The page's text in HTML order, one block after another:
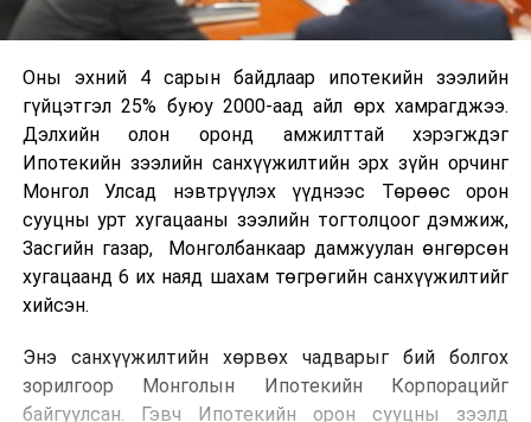
Оны эхний 4 сарын байдлаар ипотекийн зээлийн
гүйцэтгэл 25% буюу 2000-аад айл өрх хамрагджээ.
Дэлхийн олон оронд амжилттай хэрэгждэг
Ипотекийн зээлийн санхүүжилтийн эрх зүйн орчинг
Монгол Улсад нэвтрүүлэх үүднээс Төрөөс орон
сууцны урт хугацааны зээлийн тогтолцоог дэмжиж,
Засгийн газар, Монголбанкаар дамжуулан өнгөрсөн
хугацаанд 6 их наяд шахам төгрөгийн санхүүжилтийг
хийсэн.
Энэ санхүүжилтийн хөрвөх чадварыг бий болгох
зорилгоор Монголын Ипотекийн Корпорацийг
байгуулсан. Гэвч Ипотекийн орон сууцны зээлд